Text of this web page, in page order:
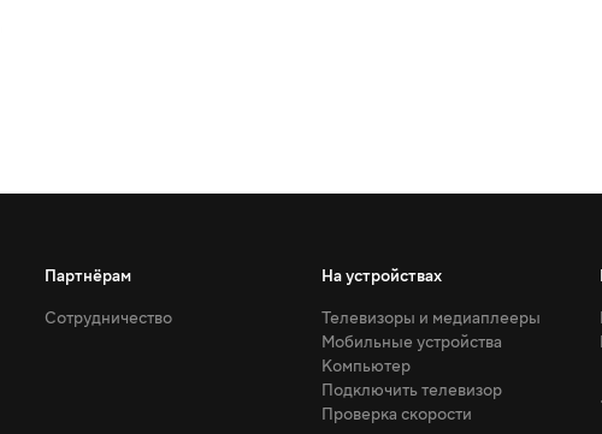
Партнёрам
Сотрудничество
На устройствах
Телевизоры и медиаплееры
Мобильные устройства
Компьютер
Подключить телевизор
Проверка скорости